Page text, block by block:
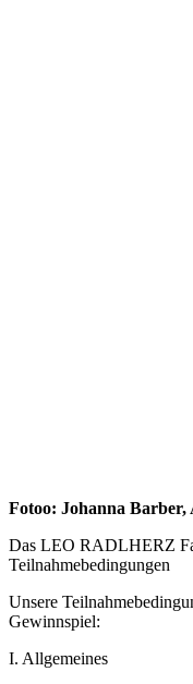
Fotoo: Johanna
Das LEO RADLHERZ
Teilnahmebedingungen
Unsere
Gewinnspiel:
I. Allgemeines